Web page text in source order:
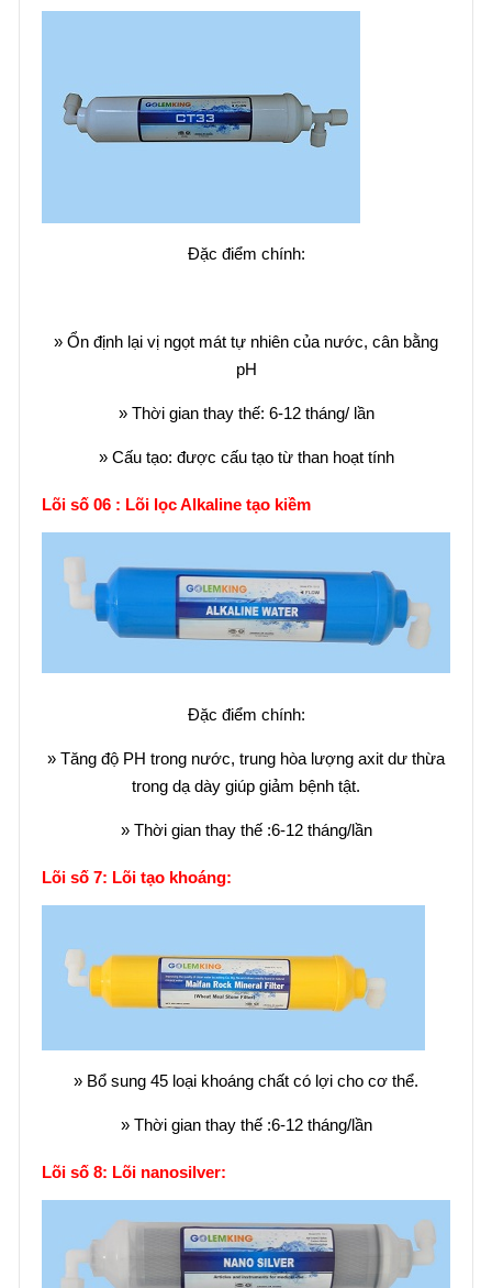
Đặc điểm chính:
» Ổn định lại vị ngọt mát tự nhiên của nước, cân bằng
pH
» Thời gian thay thế: 6-12 tháng/ lần
» Cấu tạo: được cấu tạo từ than hoạt tính
Lõi số 06 : Lõi lọc Alkaline tạo kiềm
Đặc điểm chính:
» Tăng độ PH trong nước, trung hòa lượng axit dư thừa
trong dạ dày giúp giảm bệnh tật.
» Thời gian thay thế :6-12 tháng/lần
Lõi số 7: Lõi tạo khoáng:
» Bổ sung 45 loại khoáng chất có lợi cho cơ thể.
» Thời gian thay thế :6-12 tháng/lần
Lõi số 8: Lõi nanosilver: